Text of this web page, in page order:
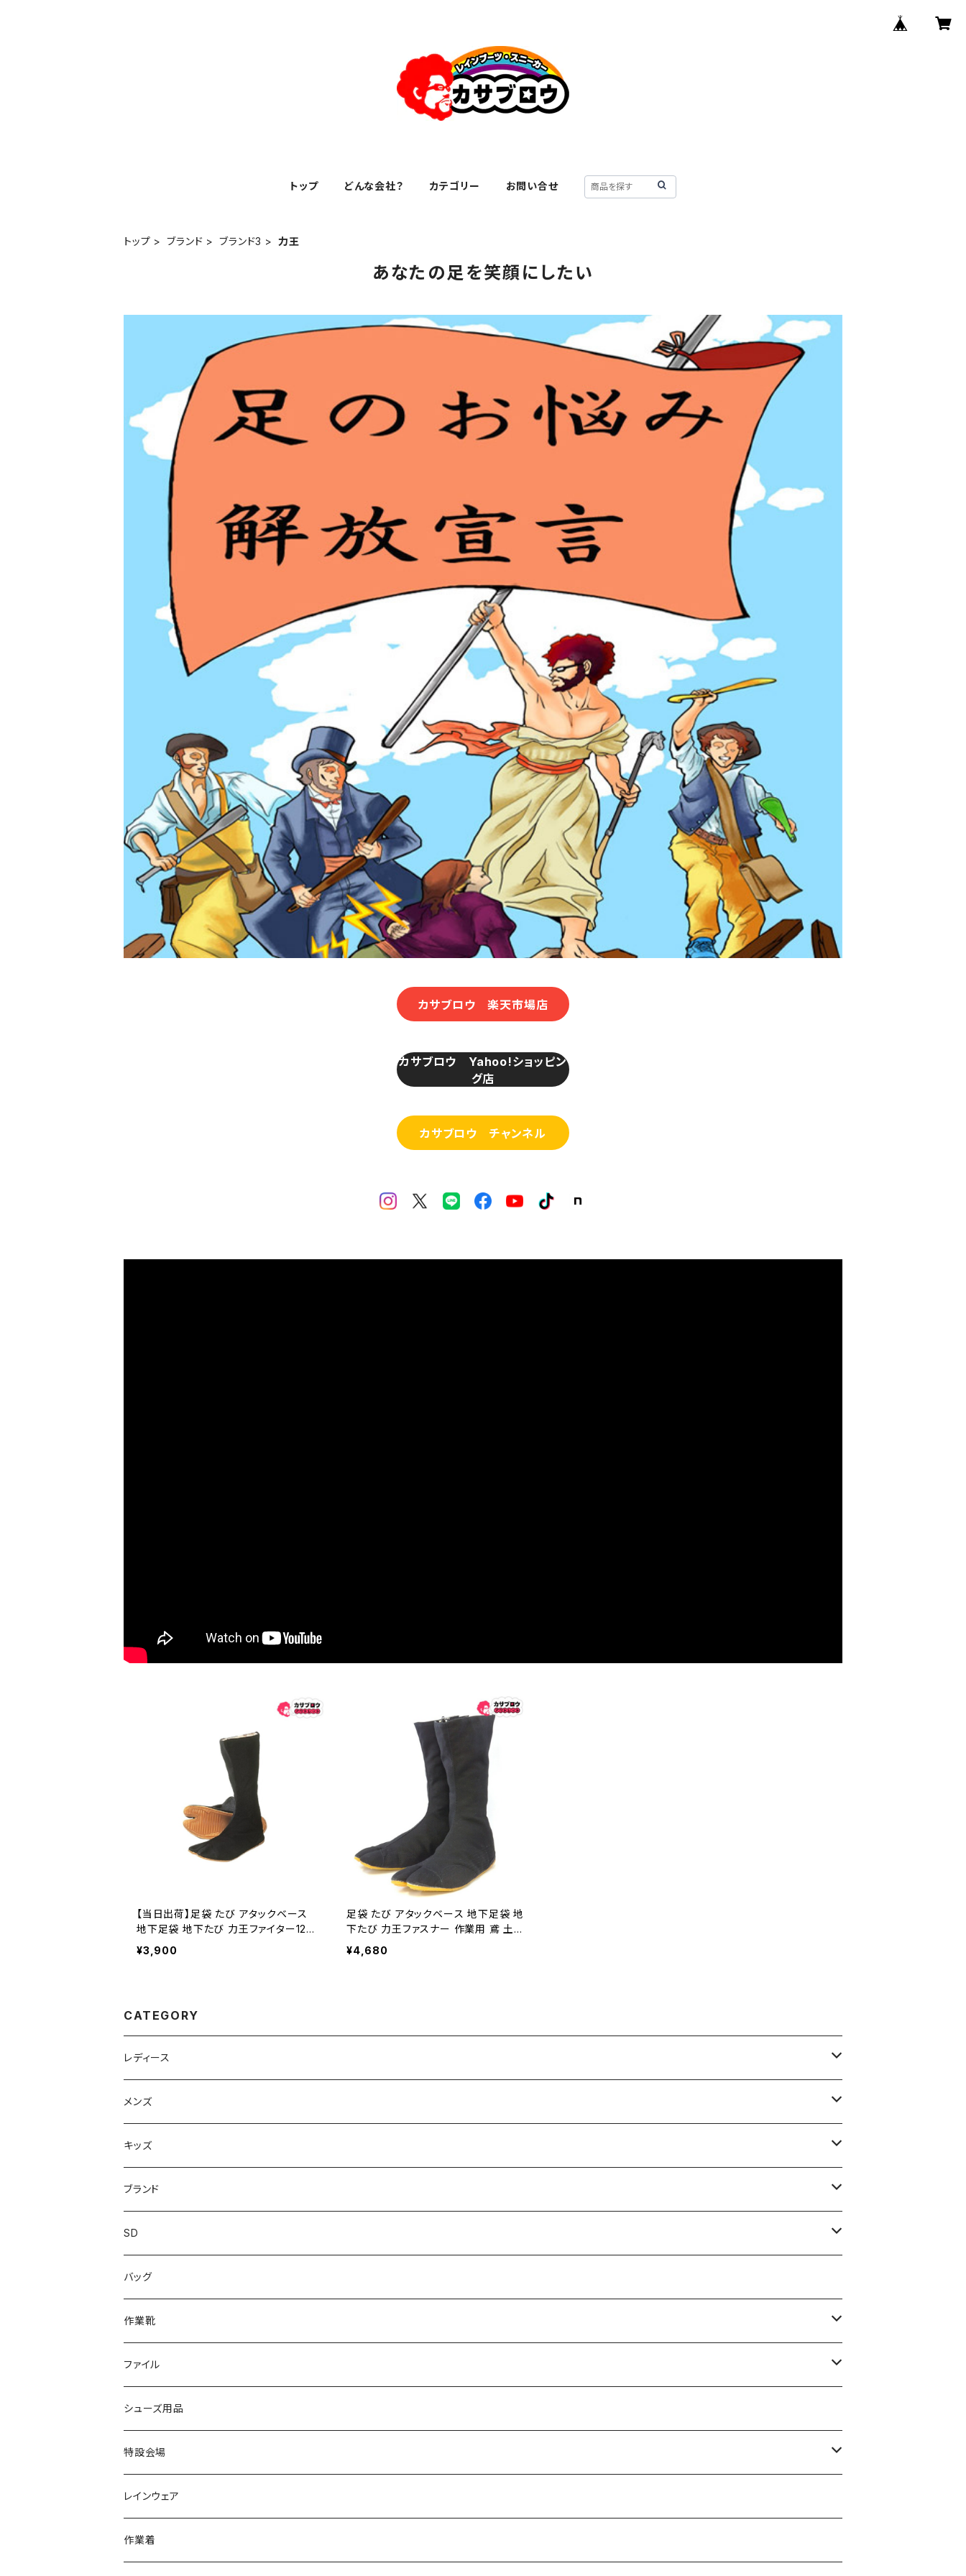
トップ どんな会社？ カテゴリー お問い合せ
トップ ブランド ブランド3 力王
あなたの足を笑顔にしたい
カサブロウ 楽天市場店
カサブロウ Yahoo!ショッピン
グ店
カサブロウ チャンネル
【当日出荷】足袋 たび アタックベース
地下足袋 地下たび 力王ファイター12枚
ハゼ 作業用 鳶 土木建築 メンズ
¥3,900
足袋 たび アタックベース 地下足袋 地
下たび 力王ファスナー 作業用 鳶 土木
建築 メンズ
¥4,680
CATEGORY
レディース
スニーカー
上履き/スリッパ
レインシューズ
カジュアル
サンダル/クロッグ
ブーツ
作業靴
フォーマル/ビジネス/通学靴
学生靴
オフィスサンダル
メンズ
サンダル・スリッパ
メンズ\レインシューズ
スニーカー
上履き/スリッパ
カジュアル
スニーカー
サンダル/クロッグ
レインシューズ
作業靴
フォーマル/ビジネス/通学靴
学生靴
ビジネスシューズ
アウトドア/トレッキング
スポーツ
キッズ
スニーカー
レインシューズ
カジュアル
サンダル/クロッグ
フォーマル
アウトドア/トレッキング
上履き/スリッパ
ブランド
ブランド1
アディダス adidas
アシックス asics
アキレス Achilles
GIRARE
ブランド3
ヨネックス YONEX
日進ゴム
パンジー Pansy
アディダス
ブランド2
スミクラ
コンバース CONVERSE
アシックス
スケッチャーズ
SD
エムディ企画
バッグ
作業靴
足袋
ナースシューズ
疲れにくいクッション性能
脱ぎ履き簡単
ファイル
20190123nsnk
20190211nattack
20200114ncv
20191223nrain
シューズ用品
特設会場
悩み解決
膝・腰痛
レインアイテム
レインウェア
作業着